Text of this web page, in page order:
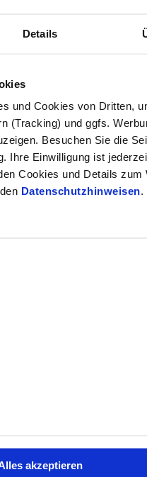
Details
und Cookies von Dritten,
(Tracking) und ggfs.
Besuchen Sie die
Ihre Einwilligung ist
Cookies und Details zum
Datenschutzhinweisen.
akzeptieren